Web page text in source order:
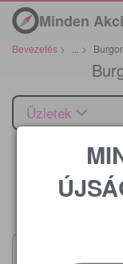
Minden
Bevezetés > >
Üzletek